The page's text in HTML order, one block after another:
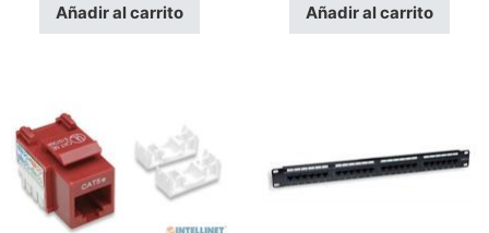
Añadir al carrito Añadir al carrito